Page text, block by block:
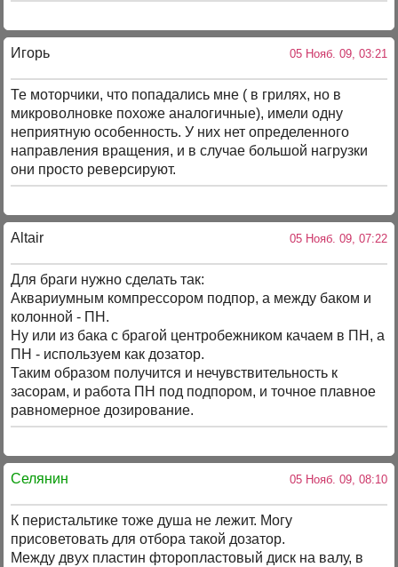
Игорь 05 Нояб. 09, 03:21
Те моторчики, что попадались мне ( в грилях, но в
микроволновке похоже аналогичные), имели одну
неприятную особенность. У них нет определенного
направления вращения, и в случае большой нагрузки
они просто реверсируют.
Altair 05 Нояб. 09, 07:22
Для браги нужно сделать так:
Аквариумным компрессором подпор, а между баком и
колонной - ПН.
Ну или из бака с брагой центробежником качаем в ПН, а
ПН - используем как дозатор.
Таким образом получится и нечувствительность к
засорам, и работа ПН под подпором, и точное плавное
равномерное дозирование.
Селянин 05 Нояб. 09, 08:10
К перистальтике тоже душа не лежит. Могу
присоветовать для отбора такой дозатор.
Между двух пластин фторопластовый диск на валу, в